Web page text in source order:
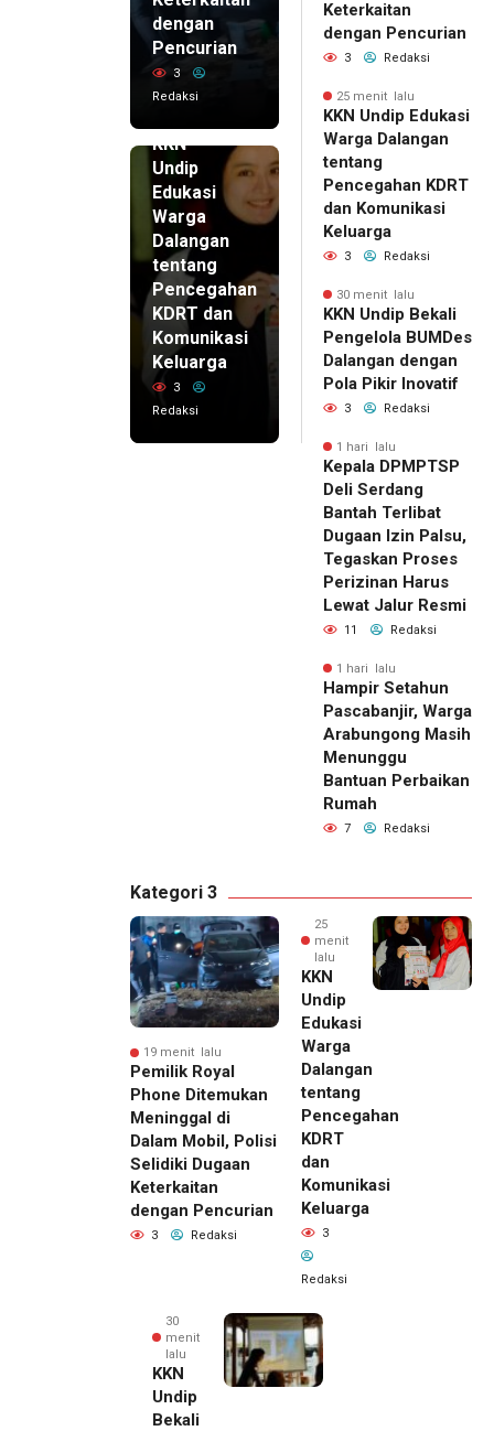
dengan
Pencurian
3
Redaksi
KKN
Undip
Edukasi
Warga
Dalangan
tentang
Pencegahan
KDRT dan
Komunikasi
Keluarga
3
Redaksi
Keterkaitan
dengan Pencurian
3 Redaksi
25 menit lalu
KKN Undip Edukasi
Warga Dalangan
tentang
Pencegahan KDRT
dan Komunikasi
Keluarga
3 Redaksi
30 menit lalu
KKN Undip Bekali
Pengelola BUMDes
Dalangan dengan
Pola Pikir Inovatif
3 Redaksi
1 hari lalu
Kepala DPMPTSP
Deli Serdang
Bantah Terlibat
Dugaan Izin Palsu,
Tegaskan Proses
Perizinan Harus
Lewat Jalur Resmi
11 Redaksi
1 hari lalu
Hampir Setahun
Pascabanjir, Warga
Arabungong Masih
Menunggu
Bantuan Perbaikan
Rumah
7 Redaksi
Kategori 3
19 menit lalu
Pemilik Royal
Phone Ditemukan
Meninggal di
Dalam Mobil, Polisi
Selidiki Dugaan
Keterkaitan
dengan Pencurian
3 Redaksi
25
menit
lalu
KKN
Undip
Edukasi
Warga
Dalangan
tentang
Pencegahan
KDRT
dan
Komunikasi
Keluarga
3
Redaksi
30
menit
lalu
KKN
Undip
Bekali